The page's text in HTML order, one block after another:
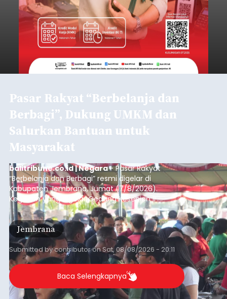
Pasar Rakyat “Berbelanja dan
Berbagi”, Dukung UMKM dan
Salurkan Bantuan untuk
Masyarakat
balitribune.co.id | Negara- Pasar Rakyat
“Berbelanja dan Berbagi” resmi digelar di
Kabupaten Jembrana, Jumat (7/8/2026).
Kegiatan yang digelar Gedung Kesenian Ir.
Soekarno ini memadukan pemberdayaan
ekonomi masyarakat dengan aksi sosial tersebut
mendapat antusiasme tinggi dan mencatat nilai
transaksi mencapai Rp672.733.200.
Jembrana
Submitted bycontributoronSat, 08/08/2026 - 20:11
Baca Selengkapnya